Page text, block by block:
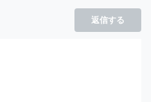
返信する